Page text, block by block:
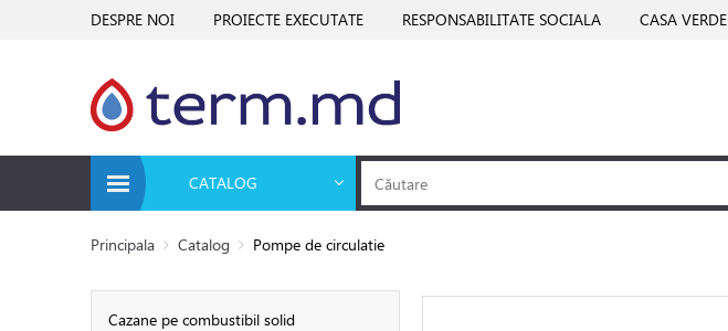
DESPRE NOI PROIECTE EXECUTATE RESPONSABILITATE SOCIALA CASA VERDE
CATALOG
Principala Catalog Pompe de circulatie
Cazane pe combustibil solid